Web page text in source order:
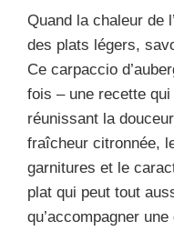
Quand la chaleur de
des plats légers,
Ce carpaccio
fois – une recette
réunissant la
fraîcheur citronnée,
garnitures et le
plat qui peut tout
qu’accompagner